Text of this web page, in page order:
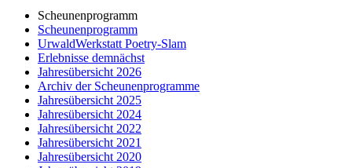
Scheunenprogramm
Scheunenprogramm
UrwaldWerkstatt Poetry-Slam
Erlebnisse demnächst
Jahresübersicht 2026
Archiv der Scheunenprogramme
Jahresübersicht 2025
Jahresübersicht 2024
Jahresübersicht 2022
Jahresübersicht 2021
Jahresübersicht 2020